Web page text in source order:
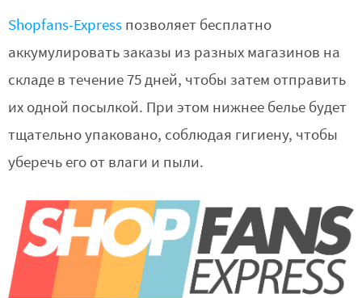
Shopfans-Expressпозволяет бесплатно
аккумулировать заказы из разных магазинов на
складе в течение 75 дней, чтобы затем отправить
их одной посылкой. При этом нижнее белье будет
тщательно упаковано, соблюдая гигиену, чтобы
уберечь его от влаги и пыли.